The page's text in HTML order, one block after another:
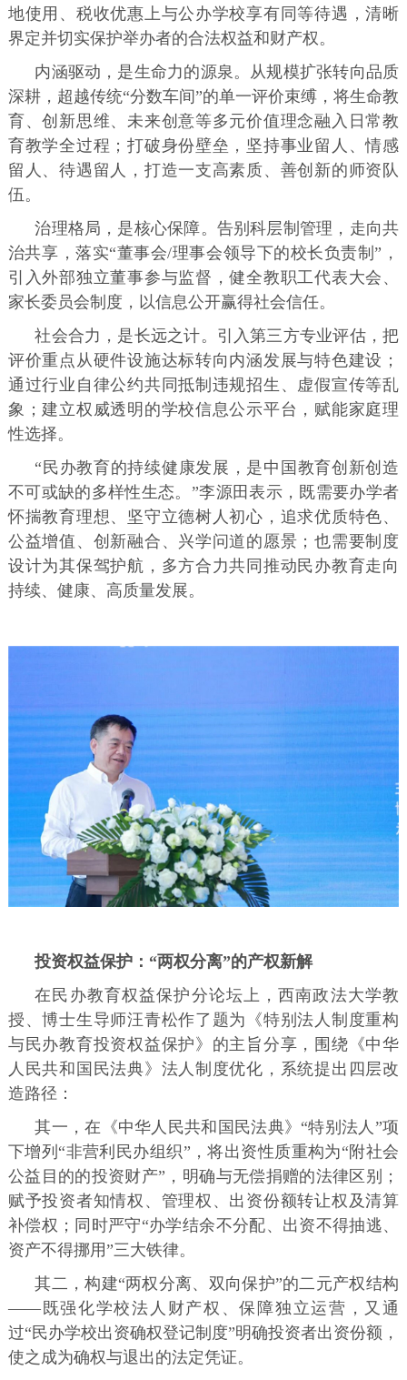
地使用、税收优惠上与公办学校享有同等待遇，清晰
界定并切实保护举办者的合法权益和财产权。
内涵驱动，是生命力的源泉。从规模扩张转向品质
深耕，超越传统“分数车间”的单一评价束缚，将生命教
育、创新思维、未来创意等多元价值理念融入日常教
育教学全过程；打破身份壁垒，坚持事业留人、情感
留人、待遇留人，打造一支高素质、善创新的师资队
伍。
治理格局，是核心保障。告别科层制管理，走向共
治共享，落实“董事会/理事会领导下的校长负责制”，
引入外部独立董事参与监督，健全教职工代表大会、
家长委员会制度，以信息公开赢得社会信任。
社会合力，是长远之计。引入第三方专业评估，把
评价重点从硬件设施达标转向内涵发展与特色建设；
通过行业自律公约共同抵制违规招生、虚假宣传等乱
象；建立权威透明的学校信息公示平台，赋能家庭理
性选择。
“民办教育的持续健康发展，是中国教育创新创造
不可或缺的多样性生态。”李源田表示，既需要办学者
怀揣教育理想、坚守立德树人初心，追求优质特色、
公益增值、创新融合、兴学问道的愿景；也需要制度
设计为其保驾护航，多方合力共同推动民办教育走向
持续、健康、高质量发展。
投资权益保护：“两权分离”的产权新解
在民办教育权益保护分论坛上，西南政法大学教
授、博士生导师汪青松作了题为《特别法人制度重构
与民办教育投资权益保护》的主旨分享，围绕《中华
人民共和国民法典》法人制度优化，系统提出四层改
造路径：
其一，在《中华人民共和国民法典》“特别法人”项
下增列“非营利民办组织”，将出资性质重构为“附社会
公益目的的投资财产”，明确与无偿捐赠的法律区别；
赋予投资者知情权、管理权、出资份额转让权及清算
补偿权；同时严守“办学结余不分配、出资不得抽逃、
资产不得挪用”三大铁律。
其二，构建“两权分离、双向保护”的二元产权结构
——既强化学校法人财产权、保障独立运营，又通
过“民办学校出资确权登记制度”明确投资者出资份额，
使之成为确权与退出的法定凭证。